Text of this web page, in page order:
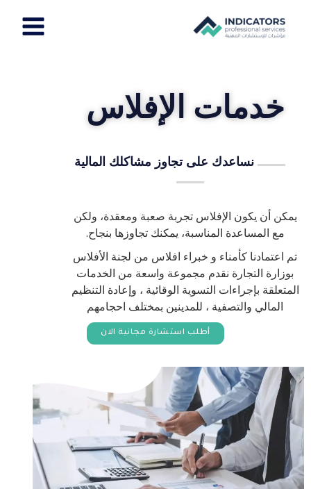
المحتوى
Menu
خدمات الإفلاس
نساعدك على تجاوز مشاكلك المالية
يمكن أن يكون الإفلاس تجربة صعبة ومعقدة، ولكن
مع المساعدة المناسبة، يمكنك تجاوزها بنجاح.
تم اعتمادنا كأمناء و خبراء افلاس من لجنة الأفلاس
بوزارة التجارة نقدم مجموعة واسعة من الخدمات
المتعلقة بإجراءات التسوية الوقائية ، وإعادة التنظيم
المالي والتصفية ، للمدينين بمختلف احجامهم
أطلب استشارة مجانية الان